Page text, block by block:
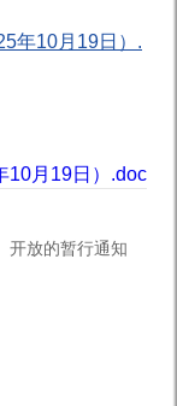
年10月19日）.
10月19日）.doc
开放的暂行通知